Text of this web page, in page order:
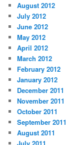
August 2012
July 2012
June 2012
May 2012
April 2012
March 2012
February 2012
January 2012
December 2011
November 2011
October 2011
September 2011
August 2011